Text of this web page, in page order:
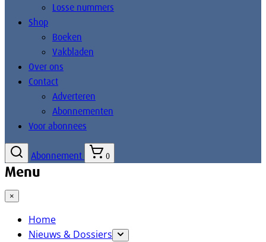
Losse nummers
Shop
Boeken
Vakbladen
Over ons
Contact
Adverteren
Abonnementen
Voor abonnees
Abonnement 0
Menu
×
Home
Nieuws & Dossiers